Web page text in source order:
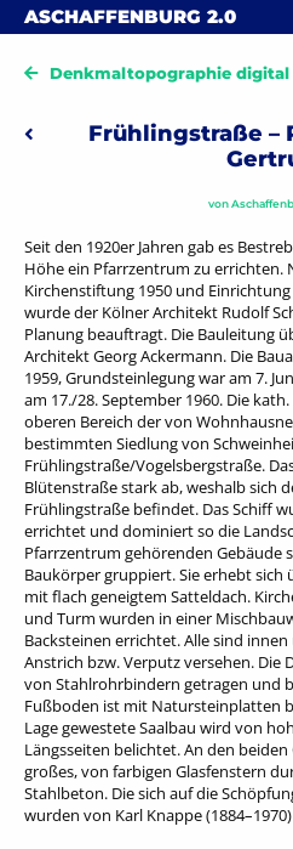
Skip to content
ASCHAFFENBURG 2.0
Denkmaltopographie digital
Beitragsnavigation
Vorheriger: Haberflug
Frühlingstraße –
von
Seit den 1920er Jahren gab es
Höhe ein Pfarrzentrum zu errichten.
Kirchenstiftung 1950 und
wurde der Kölner Architekt Rudolf
Planung beauftragt. Die Bauleitung
Architekt Georg Ackermann. Die
1959, Grundsteinlegung war am 7.
am 17./28. September 1960. Die
oberen Bereich der von
bestimmten Siedlung von
Frühlingstraße/Vogelsbergstraße.
Blütenstraße stark ab, weshalb sich
Frühlingstraße befindet. Das Schiff
errichtet und dominiert so die
Pfarrzentrum gehörenden Gebäude
Baukörper gruppiert. Sie erhebt sich
mit flach geneigtem Satteldach.
und Turm wurden in einer
Backsteinen errichtet. Alle sind
Anstrich bzw. Verputz versehen. Die
von Stahlrohrbindern getragen und
Fußboden ist mit Natursteinplatten
Lage gewestete Saalbau wird von
Längsseiten belichtet. An den
großes, von farbigen Glasfenstern
Stahlbeton. Die sich auf die
wurden von Karl Knappe